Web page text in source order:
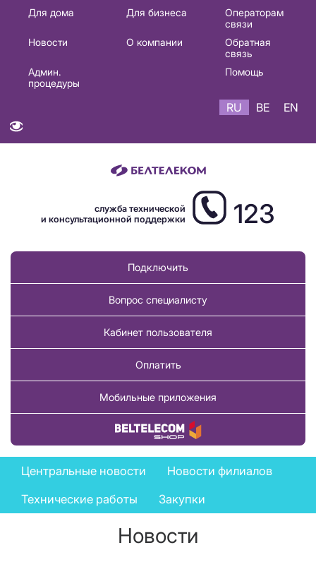
Основная
навигация
Для дома Для бизнеса
Операторам
связи
Новости
О компании
Обратная
связь
Админ.
процедуры
Помощь
RU BE EN
служба технической
и консультационной поддержки
123
Подключить
Вопрос специалисту
Кабинет пользователя
Оплатить
Мобильные приложения
Купить товар
News
menu
Центральные новости
Новости филиалов
Технические работы
Закупки
Новости